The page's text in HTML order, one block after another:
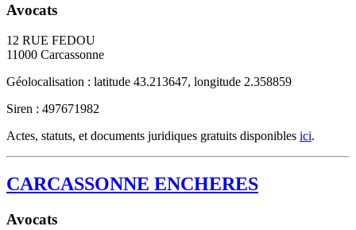
Avocats
12 RUE FEDOU
11000 Carcassonne
Géolocalisation : latitude 43.213647, longitude 2.358859
Siren : 497671982
Actes, statuts, et documents juridiques gratuits disponibles ici.
CARCASSONNE ENCHERES
Avocats